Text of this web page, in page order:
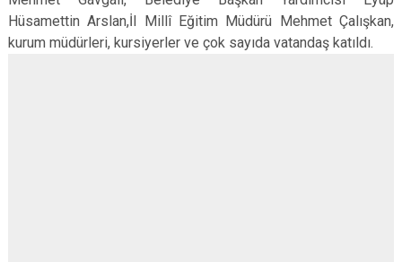
Hüsamettin Arslan,İl Millî Eğitim Müdürü Mehmet Çalışkan,
kurum müdürleri, kursiyerler ve çok sayıda vatandaş katıldı.